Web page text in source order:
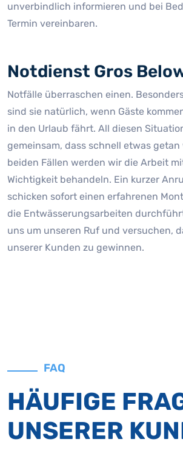
unverbindlich informieren und bei
Termin vereinbaren.
Notdienst Gros
Notfälle überraschen einen.
sind sie natürlich, wenn Gäste
in den Urlaub fährt. All diesen
gemeinsam, dass schnell etwas getan
beiden Fällen werden wir die Arbeit
Wichtigkeit behandeln. Ein kurzer
schicken sofort einen erfahrenen
die Entwässerungsarbeiten
uns um unseren Ruf und versuchen,
unserer Kunden zu gewinnen.
FAQ
HÄUFIGE
UNSERER